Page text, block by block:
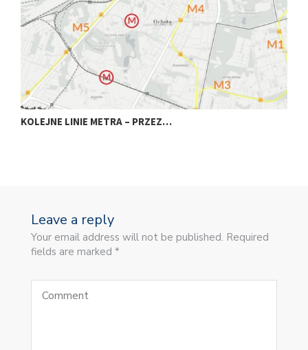
KOLEJNE LINIE METRA – PRZEZ…
Leave a reply
Your email address will not be published. Required
fields are marked *